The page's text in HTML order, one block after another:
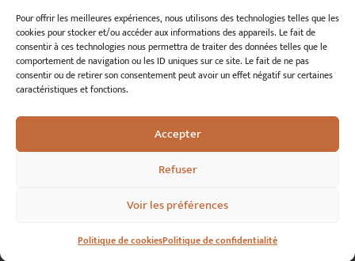
Pour offrir les meilleures expériences, nous utilisons des technologies telles que les
cookies pour stocker et/ou accéder aux informations des appareils. Le fait de
consentir à ces technologies nous permettra de traiter des données telles que le
comportement de navigation ou les ID uniques sur ce site. Le fait de ne pas
consentir ou de retirer son consentement peut avoir un effet négatif sur certaines
caractéristiques et fonctions.
Accepter
Refuser
Voir les préférences
Politique de cookiesPolitique de confidentialité
Publications et ouvrages
Archives patrimoniales
Bretania
Adhérer à l’association
Politique de
confidentialité
Politique de cookies
Mentions légales
Espace éditeur
Réalisation : Romain Le Corre